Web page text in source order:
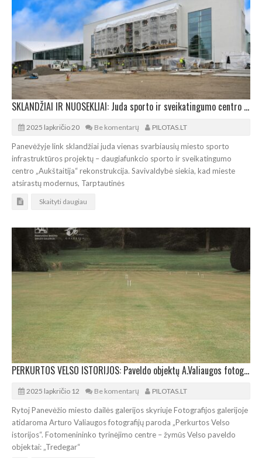
SKLANDŽIAI IR NUOSEKLIAI: Juda sporto ir sveikatingumo centro „Aukštaitija“ rekonstrukcija
2025 lapkričio 20 Be komentarų PILOTAS.LT
Panevėžyje link sklandžiai juda vienas svarbiausių miesto sporto
infrastruktūros projektų – daugiafunkcio sporto ir sveikatingumo
centro „Aukštaitija“ rekonstrukcija. Savivaldybė siekia, kad mieste
atsirastų modernus, Tarptautinės
Skaityti daugiau
PERKURTOS VELSO ISTORIJOS: Paveldo objektų A.Valiaugos fotografijų paroda Panevėžyje
2025 lapkričio 12 Be komentarų PILOTAS.LT
Rytoj Panevėžio miesto dailės galerijos skyriuje Fotografijos galerijoje
atidaroma Arturo Valiaugos fotografijų paroda „Perkurtos Velso
istorijos“. Fotomenininko tyrinėjimo centre – žymūs Velso paveldo
objektai: „Tredegar“